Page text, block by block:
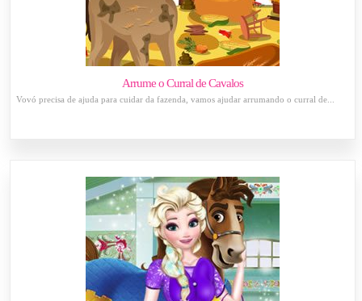
Arrume o Curral de Cavalos
Vovó precisa de ajuda para cuidar da fazenda, vamos ajudar arrumando o curral de...